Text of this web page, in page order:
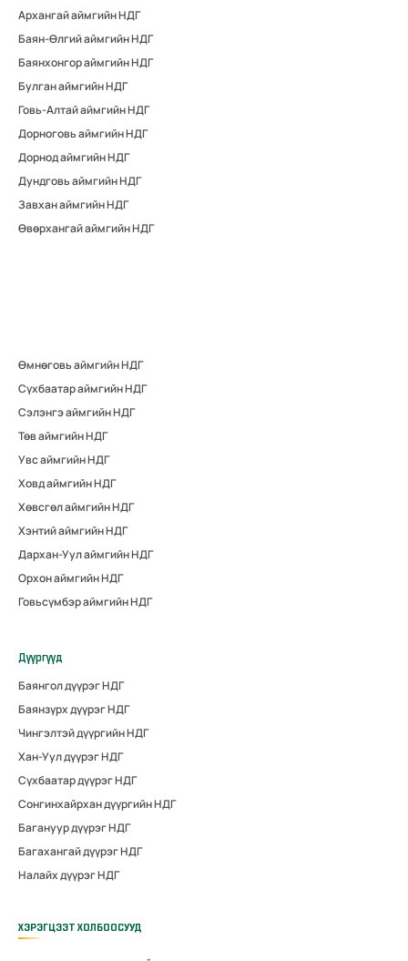
Архангай аймгийн НДГ
Баян-Өлгий аймгийн НДГ
Баянхонгор аймгийн НДГ
Булган аймгийн НДГ
Говь-Алтай аймгийн НДГ
Дорноговь аймгийн НДГ
Дорнод аймгийн НДГ
Дундговь аймгийн НДГ
Завхан аймгийн НДГ
Өвөрхангай аймгийн НДГ
Өмнөговь аймгийн НДГ
Сүхбаатар аймгийн НДГ
Сэлэнгэ аймгийн НДГ
Төв аймгийн НДГ
Увс аймгийн НДГ
Ховд аймгийн НДГ
Хөвсгөл аймгийн НДГ
Хэнтий аймгийн НДГ
Дархан-Уул аймгийн НДГ
Орхон аймгийн НДГ
Говьсүмбэр аймгийн НДГ
Дүүргүүд
Баянгол дүүрэг НДГ
Баянзүрх дүүрэг НДГ
Чингэлтэй дүүргийн НДГ
Хан-Уул дүүрэг НДГ
Сүхбаатар дүүрэг НДГ
Сонгинхайрхан дүүргийн НДГ
Багануур дүүрэг НДГ
Багахангай дүүрэг НДГ
Налайх дүүрэг НДГ
ХЭРЭГЦЭЭТ ХОЛБООСУУД